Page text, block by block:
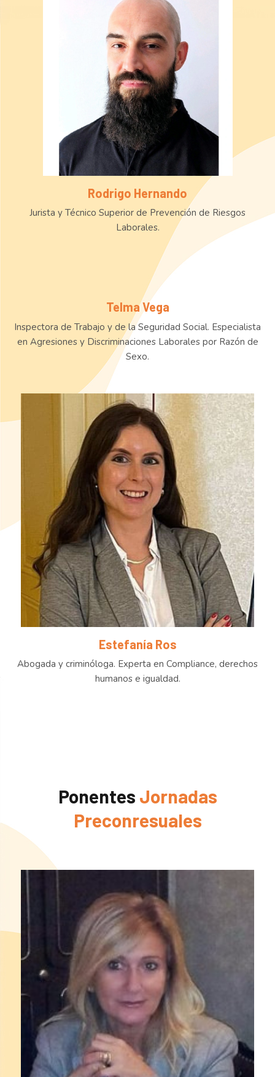
Rodrigo Hernando
Jurista y Técnico Superior de Prevención de Riesgos
Laborales.
Telma Vega
Inspectora de Trabajo y de la Seguridad Social. Especialista
en Agresiones y Discriminaciones Laborales por Razón de
Sexo.
Estefanía Ros
Abogada y criminóloga. Experta en Compliance, derechos
humanos e igualdad.
Ponentes Jornadas
Preconresuales